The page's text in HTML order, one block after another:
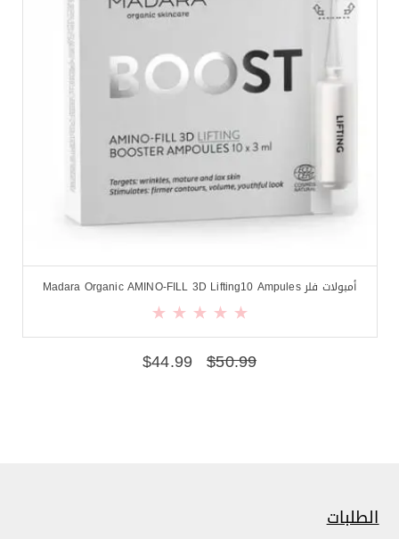
أمبولات فلر Madara Organic AMINO-FILL 3D Lifting10 Ampules
$50.99
$44.99
الطلبات